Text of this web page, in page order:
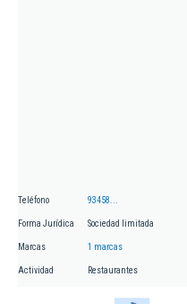
Teléfono 93458...
Forma Jurídica Sociedad limitada
Marcas 1 marcas
Actividad Restaurantes